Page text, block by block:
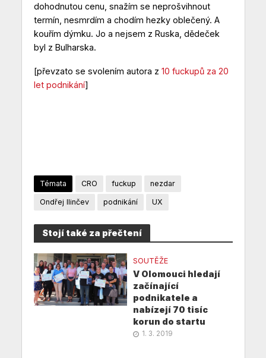
dohodnutou cenu, snažím se neprošvihnout
termín, nesmrdím a chodím hezky oblečený. A
kouřím dýmku. Jo a nejsem z Ruska, dědeček
byl z Bulharska.
[převzato se svolením autora z 10 fuckupů za 20
let podnikání]
Témata CRO fuckup nezdar
Ondřej Ilinčev podnikání UX
Stojí také za přečtení
SOUTĚŽE
V Olomouci hledají
začínající
podnikatele a
nabízejí 70 tisíc
korun do startu
1. 3. 2019